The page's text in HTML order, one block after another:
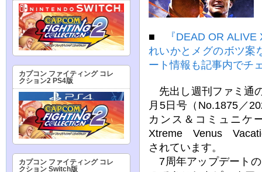
■
『DEAD OR
れいかとメグのボツ案
ート情報も記事内でチ
先出し週刊ファミ通
月5日号（No.1875／
カンス＆コミュニ
Xtreme Venus
されています。
7周年アップデート
カプコン ファイティング コレ
クション2 PS4版
カプコン ファイティング コレ
クション Switch版